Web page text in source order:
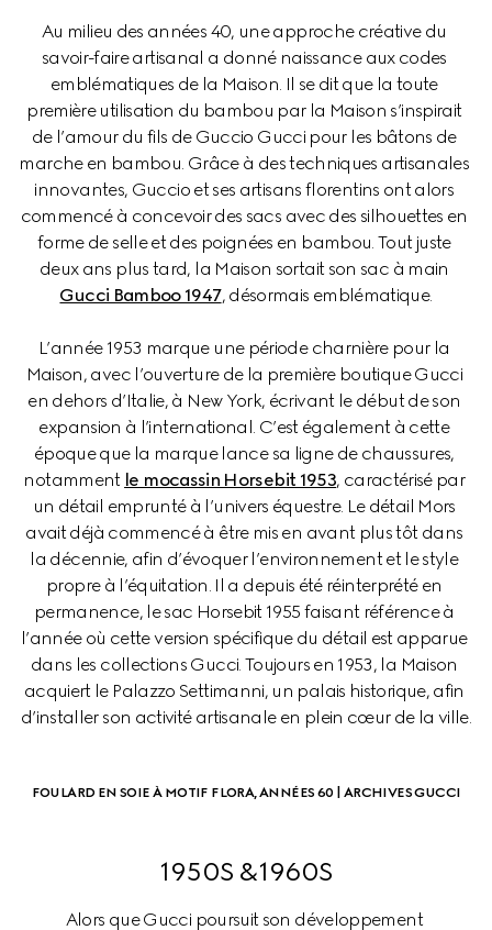
Au milieu des années 40, une approche créative du
savoir-faire artisanal a donné naissance aux codes
emblématiques de la Maison. Il se dit que la toute
première utilisation du bambou par la Maison s’inspirait
de l’amour du fils de Guccio Gucci pour les bâtons de
marche en bambou. Grâce à des techniques artisanales
innovantes, Guccio et ses artisans florentins ont alors
commencé à concevoir des sacs avec des silhouettes en
forme de selle et des poignées en bambou. Tout juste
deux ans plus tard, la Maison sortait son sac à main
Gucci Bamboo 1947, désormais emblématique.
L’année 1953 marque une période charnière pour la
Maison, avec l’ouverture de la première boutique Gucci
en dehors d’Italie, à New York, écrivant le début de son
expansion à l’international. C’est également à cette
époque que la marque lance sa ligne de chaussures,
notamment le mocassin Horsebit 1953, caractérisé par
un détail emprunté à l’univers équestre. Le détail Mors
avait déjà commencé à être mis en avant plus tôt dans
la décennie, afin d’évoquer l’environnement et le style
propre à l’équitation. Il a depuis été réinterprété en
permanence, le sac Horsebit 1955 faisant référence à
l’année où cette version spécifique du détail est apparue
dans les collections Gucci. Toujours en 1953, la Maison
acquiert le Palazzo Settimanni, un palais historique, afin
d’installer son activité artisanale en plein cœur de la ville.
FOULARD EN SOIE À MOTIF FLORA, ANNÉES 60 | ARCHIVES GUCCI
1950S &1960S
Alors que Gucci poursuit son développement